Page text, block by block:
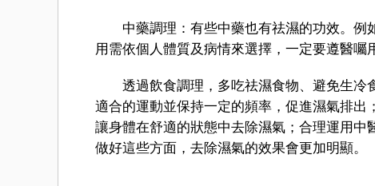
中藥調理：有些中藥也有祛濕的功效。例
用需依個人體質及病情來選擇，一定要遵醫囑
透過飲食調理，多吃祛濕食物、避免生冷
適合的運動並保持一定的頻率，促進濕氣排出
讓身體在舒適的狀態中去除濕氣；合理運用
做好這些方面，去除濕氣的效果會更加明顯。